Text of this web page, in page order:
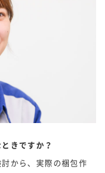
きですか？
から、実際の梱包作